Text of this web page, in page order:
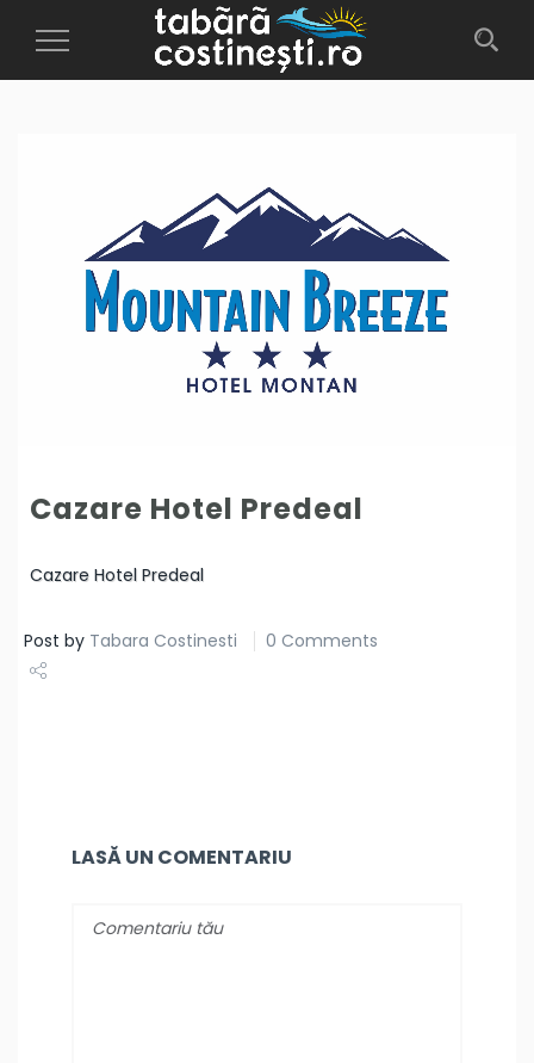
Toggle
Cazare Hotel Predeal
Cazare Hotel Predeal
Post by Tabara Costinesti 0 Comments
LASĂ UN COMENTARIU